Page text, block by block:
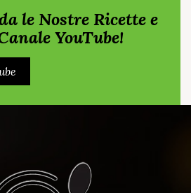
le Nostre Ricette e
YouTube!